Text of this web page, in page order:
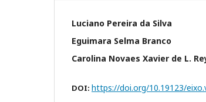
Luciano Pereira da Silva
Eguimara Selma Branco
Carolina Novaes Xavier de L.
DOI: https://doi.org/10.19123/